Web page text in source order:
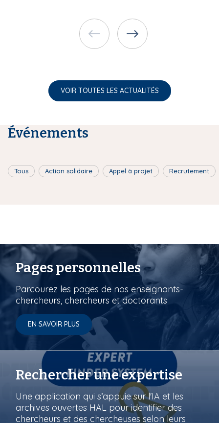
VOIR TOUTES LES ACTUALITÉS
Événements
Tous Action solidaire Appel à projet Recrutement
Pages personnelles
Parcourez les pages de nos enseignants-
chercheurs, chercheurs et doctorants
EN SAVOIR PLUS
Rechercher une expertise
Une application qui s’appuie sur l'IA et les
archives ouvertes HAL pour identifier des
chercheurs et des chercheuses selon leurs